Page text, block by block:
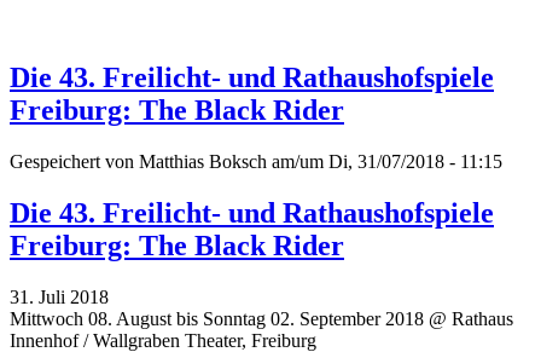
Die 43. Freilicht- und Rathaushofspiele
Freiburg: The Black Rider
Gespeichert von Matthias Boksch am/um Di, 31/07/2018 - 11:15
Die 43. Freilicht- und Rathaushofspiele
Freiburg: The Black Rider
31. Juli 2018
Mittwoch 08. August bis Sonntag 02. September 2018 @ Rathaus
Innenhof / Wallgraben Theater, Freiburg